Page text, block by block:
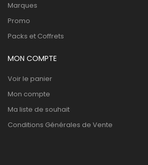
Marques
Promo
Packs et Coffrets
MON COMPTE
Voir le panier
Mon compte
Ma liste de souhait
Conditions Générales de Vente